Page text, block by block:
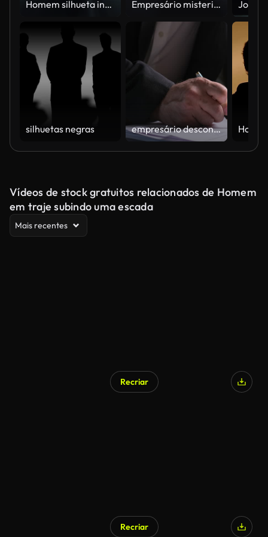
Homem silhueta indo embora em fundo escuro. Cara da vista de trás andando na escuridão. Empresário misterioso com chapéu segurando um copo de bebida retroiluminado pela luz de fundo do cinema e cena com fumaça se movendo em câmera lenta
silhuetas negras empresário desconhecido examinando e assinando documentos
Vídeos de stock gratuitos relacionados de Homem
em traje subindo uma escada
Mais recentes
Recriar
Recriar